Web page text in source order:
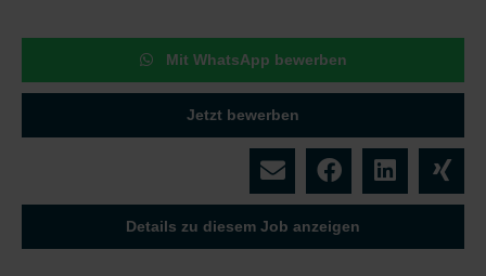
Mit WhatsApp bewerben
Jetzt bewerben
Details zu diesem Job anzeigen